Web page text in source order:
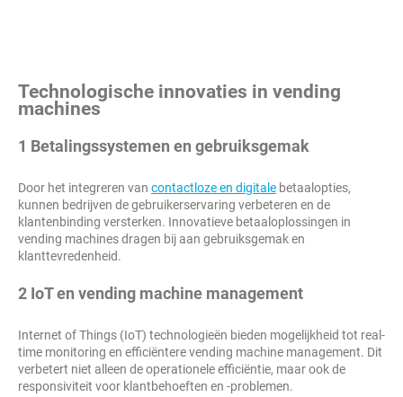
Technologische innovaties in vending
machines
1 Betalingssystemen en gebruiksgemak
Door het integreren van contactloze en digitale betaalopties,
kunnen bedrijven de gebruikerservaring verbeteren en de
klantenbinding versterken. Innovatieve betaaloplossingen in
vending machines dragen bij aan gebruiksgemak en
klanttevredenheid.
2 IoT en vending machine management
Internet of Things (IoT) technologieën bieden mogelijkheid tot real-
time monitoring en efficiëntere vending machine management. Dit
verbetert niet alleen de operationele efficiëntie, maar ook de
responsiviteit voor klantbehoeften en -problemen.